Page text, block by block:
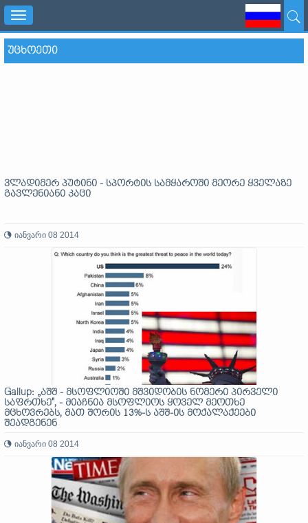
Toggle
navigation
ᲣᲪᲮᲝᲔᲗᲘ
ვლადიმერ პუტინი - სპორტის სამყაროში მეორე ყველაზე
გავლენიანი კაცი
იანვარი 08 2014
Gallup: „აშშ - მსოფლიოში მშვიდობის ნომერი პირველი
საფრთხე", - მიაჩნია მსოფლიოს ყოველ მეოთხე
მცხოვრებს, მათ შორის 13%-ს აშშ-ის მოქალაქეები
შეადგენენ
იანვარი 08 2014